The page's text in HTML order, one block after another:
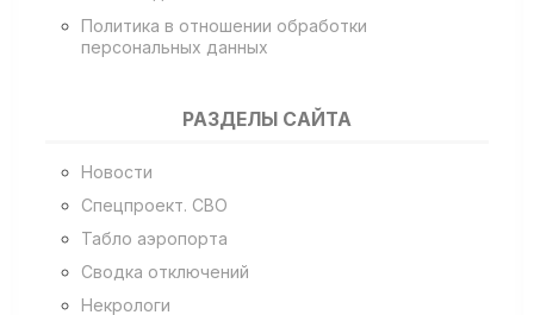
Политика в отношении обработки
персональных данных
РАЗДЕЛЫ САЙТА
Новости
Спецпроект. СВО
Табло аэропорта
Сводка отключений
Некрологи